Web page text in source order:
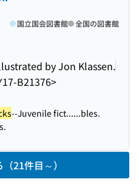
by Jon Klassen.
B21376>
国立国会図書館 全国の図書館
--Juvenile fict......bles.
21件目～）